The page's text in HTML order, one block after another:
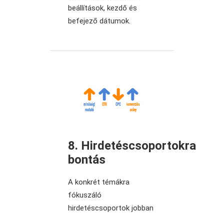
beállítások, kezdő és
befejező dátumok.
8. Hirdetéscsoportokra
bontás
A konkrét témákra
fókuszáló
hirdetéscsoportok jobban